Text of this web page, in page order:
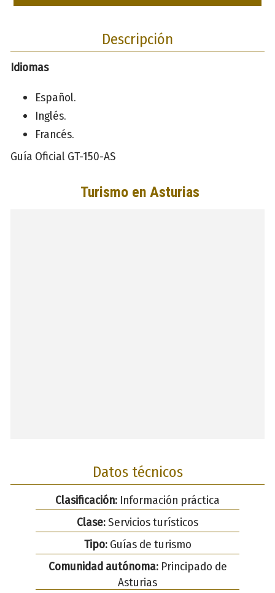
Descripción
Idiomas
Español.
Inglés.
Francés.
Guía Oficial GT-150-AS
Datos técnicos
Clasificación: Información práctica
Clase:Servicios turísticos
Tipo:Guías de turismo
Comunidad autónoma:Principado de
Asturias